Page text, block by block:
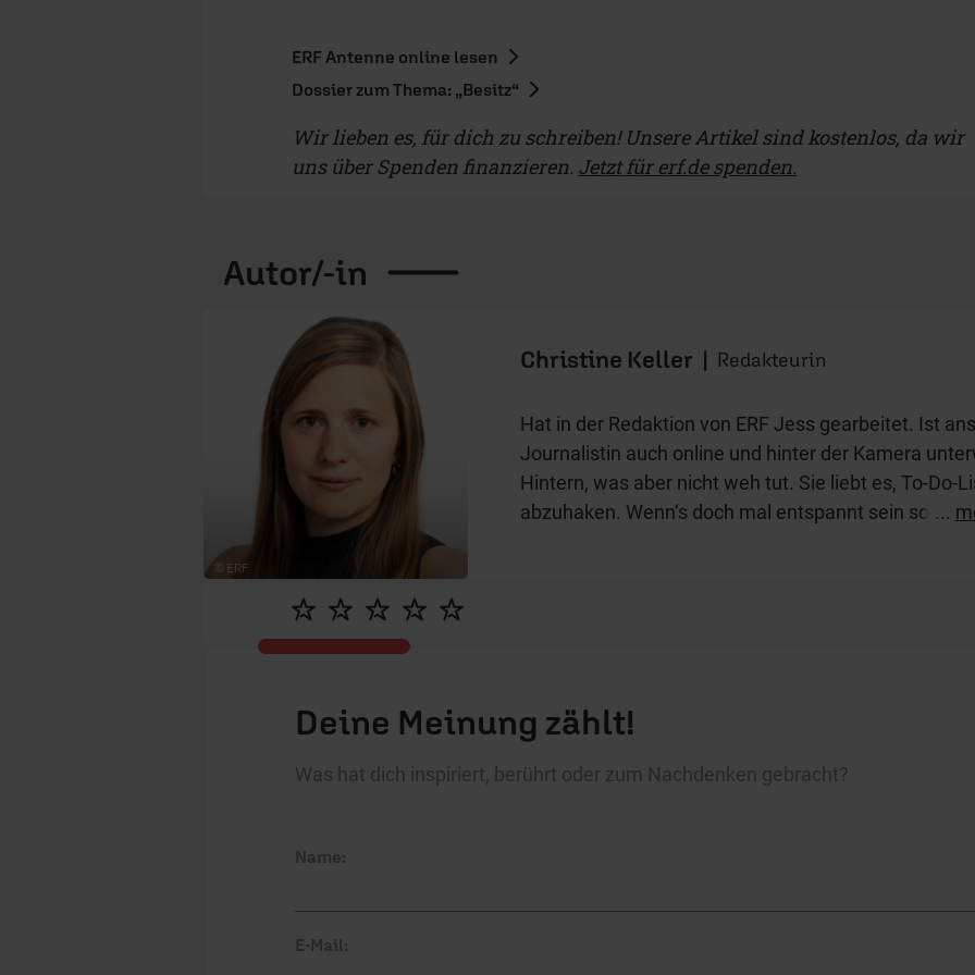
ERF Antenne online lesen
Dossier zum Thema: „Besitz“
Wir lieben es, für dich zu schreiben! Unsere Artikel sind kostenlos, da wir
uns über Spenden finanzieren. Jetzt für erf.de spenden.
Autor/-in
© ERF
Christine Keller | Redakteurin
Hat in der Redaktion von ERF Jess gearbeitet. Ist
Journalistin auch online und hinter der Kamera
Hintern, was aber nicht weh tut. Sie liebt es, To-Do-
abzuhaken. Wenn‘s doch mal entspannt sein soll,
...
Deine Meinung zählt!
Was hat dich inspiriert, berührt oder zum Nachdenken gebracht?
Name:
E-Mail: